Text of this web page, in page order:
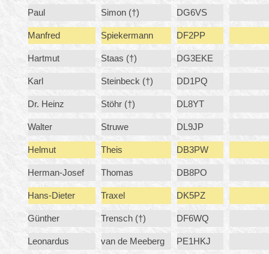
Paul Simon (†) DG6VS
Manfred Spiekermann DF2PP
Hartmut Staas (†) DG3EKE
Karl Steinbeck (†) DD1PQ
Dr. Heinz Stöhr (†) DL8YT
Walter Struwe DL9JP
Helmut Theis DB3PW
Herman-Josef Thomas DB8PO
Hans-Dieter Traxel DK5PZ
Günther Trensch (†) DF6WQ
Leonardus van de Meeberg PE1HKJ